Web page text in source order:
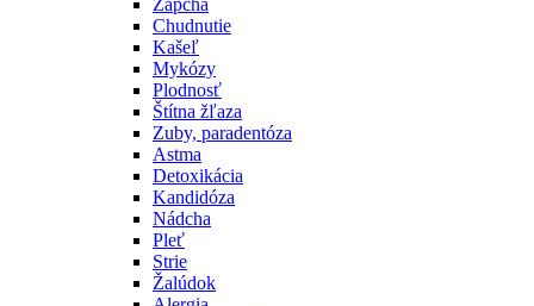
Chudnutie
Kašeľ
Mykózy
Plodnosť
Štítna žľaza
Zuby, paradentóza
Astma
Detoxikácia
Kandidóza
Nádcha
Pleť
Strie
Žalúdok